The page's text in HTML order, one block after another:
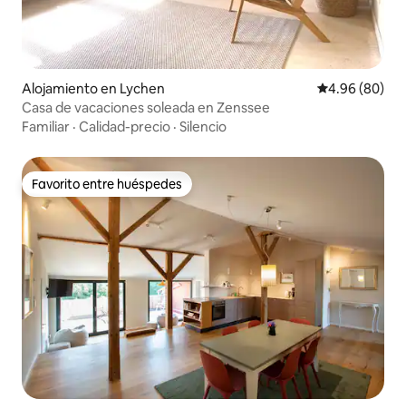
Alojamiento en Lychen Calificación
4.96 (80)
Casa de vacaciones soleada en Zenssee
Familiar · Calidad-precio · Silencio
Favorito entre huéspedes
Favorito entre huéspedes